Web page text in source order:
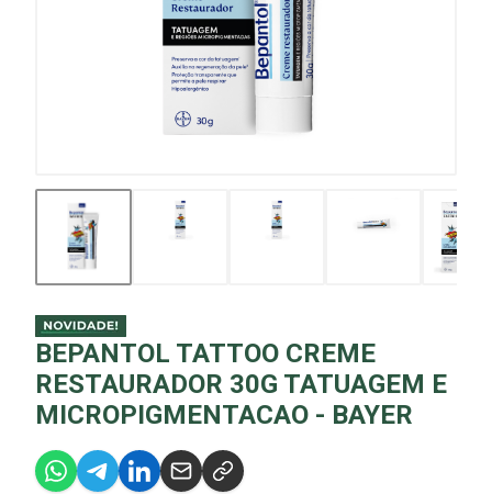
BEPANTOL TATTOO CREME
RESTAURADOR 30G TATUAGEM E
MICROPIGMENTACAO - BAYER